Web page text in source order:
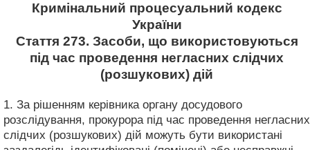
Кримінальний процесуальний кодекс
України
Стаття 273. Засоби, що використовуються
під час проведення негласних слідчих
(розшукових) дій
1. За рішенням керівника органу досудового
розслідування, прокурора під час проведення негласних
слідчих (розшукових) дій можуть бути використані